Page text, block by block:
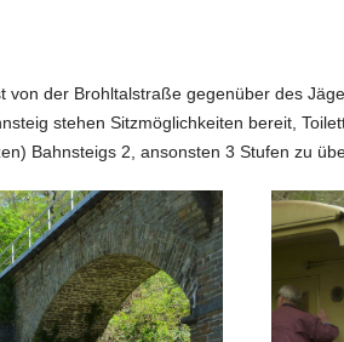
von der Brohltalstraße gegenüber des
stehen Sitzmöglichkeiten bereit,
Bahnsteigs 2, ansonsten 3 Stufen zu